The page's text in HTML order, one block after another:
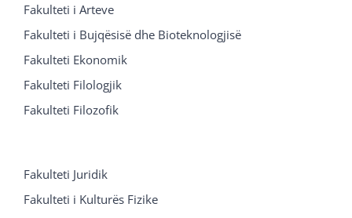
Fakulteti i Arteve
Fakulteti i Bujqësisë dhe Bioteknologjisë
Fakulteti Ekonomik
Fakulteti Filologjik
Fakulteti Filozofik
Fakulteti Juridik
Fakulteti i Kulturës Fizike